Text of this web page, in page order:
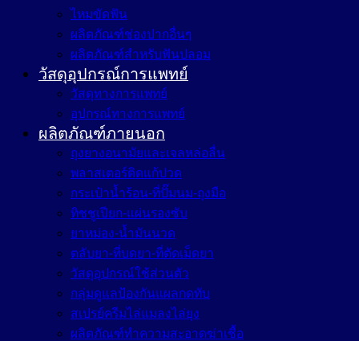
ไหมขัดฟัน
ผลิตภัณฑ์ช่องปากอื่นๆ
ผลิตภัณฑ์สำหรับฟันปลอม
วัสดุอุปกรณ์การแพทย์
วัสดุทางการแพทย์
อุปกรณ์ทางการแพทย์
ผลิตภัณฑ์ภายนอก
ถุงยางอนามัยและเจลหล่อลื่น
พลาสเตอร์ติดแก้ปวด
กระเป๋าน้ำร้อน-ที่ปั๊มนม-ถุงมือ
ทิชชูเปียก-แผ่นรองซับ
ยาหม่อง-น้ำมันนวด
ตลับยา-ที่บดยา-ที่ตัดเม็ดยา
วัสดุอุปกรณ์ใช้ส่วนตัว
กลุ่มดูแลป้องกันแผลกดทับ
สเปรย์ครีมไล่แมลงไล่ยุง
ผลิตภัณฑ์ทำความสะอาดฆ่าเชื้อ